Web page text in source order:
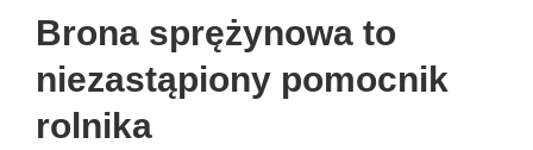
Brona sprężynowa to
niezastąpiony pomocnik
rolnika